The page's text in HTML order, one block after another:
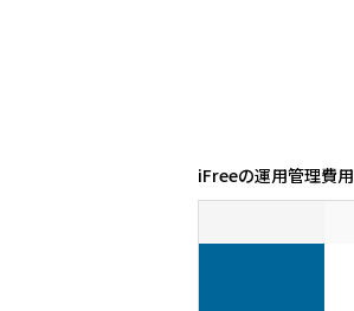
iFreeの運用管理費用